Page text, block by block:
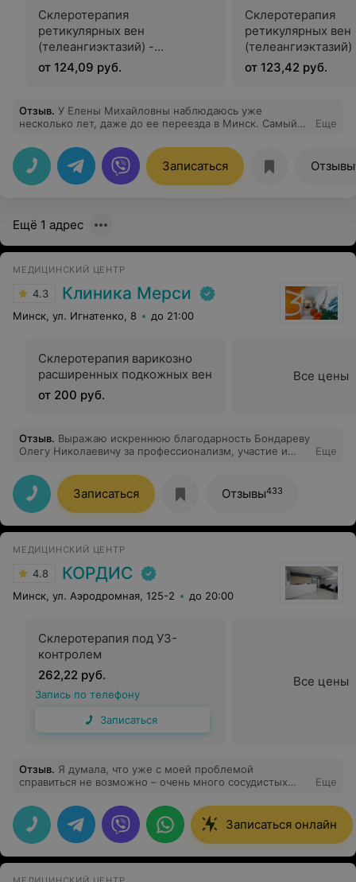
Склеротерапия
ретикулярных вен
(телеангиэктазий) -
Этоксисклерол 0,5%
от 124,09 руб.
Склеротерапия
ретикулярных вен
(телеангиэктазий)
Этоксисклерол
от 123,42 руб.
Отзыв. У Елены Михайловны наблюдаюсь уже
несколько лет, даже до ее переезда в Минск. Самый
сердцем. Приезжаю к ней на приемы даже за 250км
Тысячу раз убедилась в ее профессионализме и если
бы не она не известно ещё,чем бы закончилась моя
история.
Еще
Записаться Отзывы
Ещё 1 адрес
МЕДИЦИНСКИЙ ЦЕНТР
4.3 Клиника Мерси
Минск, ул. Игнатенко, 8 до 21:00
Склеротерапия варикозно
расширенных подкожных вен
от 200 руб.
Все цены
Отзыв. Выражаю искреннюю благодарность Бондареву
Олегу Николаевичу за профессионализм, участие и
доступным языком и возможные причины болезни и
методы лечения. В августе проведена операция по
замене тазобедренного сустава. После операции и
реабилитации боли отсутствуют как в состоянии покоя,
так и при ходьбе. Сустав работает как следует, что
лечение и "золотые руки" Олегу Николаевичу! С
уважением, Николай
Еще
Записаться Отзывы433
МЕДИЦИНСКИЙ ЦЕНТР
4.8 КОРДИС
Минск, ул. Аэродромная, 125-2 до 20:00
Склеротерапия под УЗ-
контролем
262,22 руб.
Запись по телефону
Записаться
Все цены
Отзыв. Я думала, что уже с моей проблемой
справиться не возможно – очень много сосудистых
преувеличиваю, ноги на 1/6 в синих разводах. Другие
специалисты говорили, что сосуды с ног убрать можно
лазером по коже, я сделала, но в итоге ничего не
получилось. Я искала медицинский центр, где точно
знают, как мне помочь и готовы применить все
Еще
Записаться онлайн